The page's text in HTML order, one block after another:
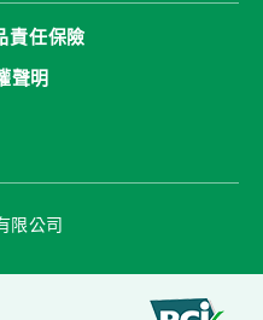
責任保險
聲明
限公司